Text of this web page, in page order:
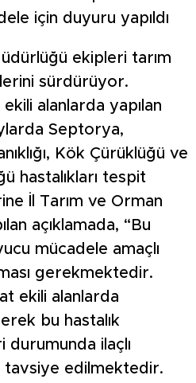
için duyuru yapıldı
ekipleri tarım
sürdürüyor.
alanlarda yapılan
Septorya,
Kök Çürüklüğü ve
hastalıkları tespit
İl Tarım ve Orman
açıklamada, “Bu
mücadele amaçlı
gerekmektedir.
ekili alanlarda
bu hastalık
ilaçlı
tavsiye edilmektedir.